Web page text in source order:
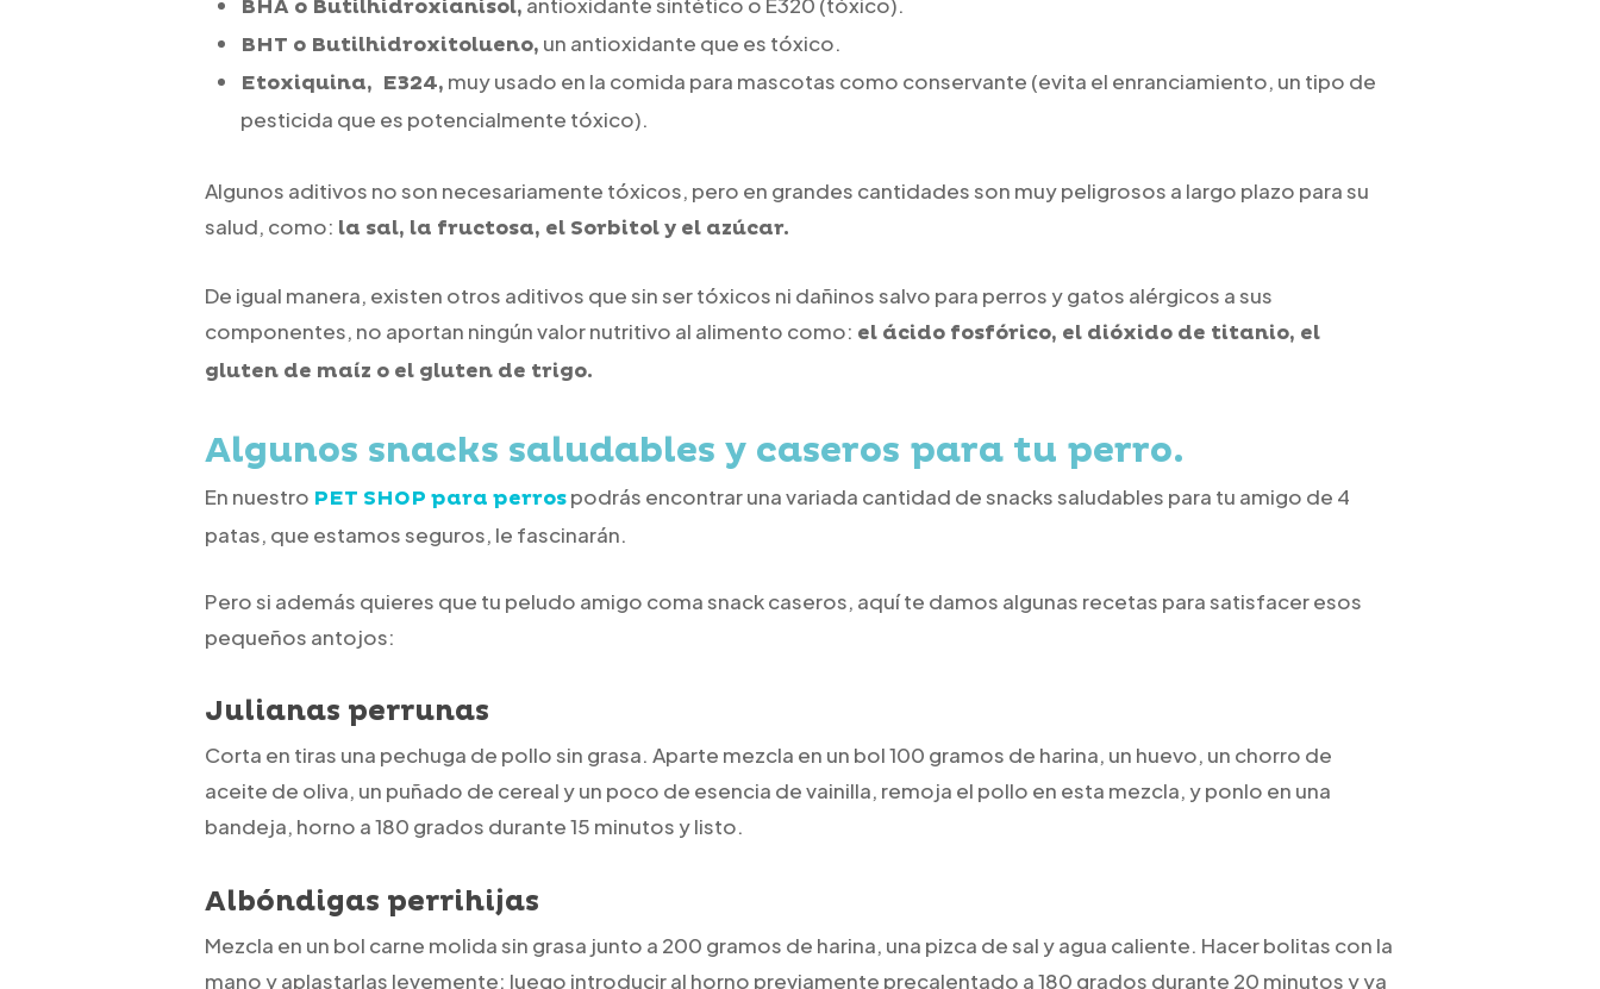
BHA o Butilhidroxianisol,
BHT o Butilhidroxitolueno, un antioxidante que es tóxico.
Etoxiquina, E324, muy usado en la comida para mascotas como conservante (evita el enranciamiento, un tipo de
pesticida que es potencialmente tóxico).
Algunos aditivos no son necesariamente tóxicos, pero en grandes cantidades son muy peligrosos a largo plazo para su
salud, como: la sal, la fructosa, el Sorbitol y el azúcar.
De igual manera, existen otros aditivos que sin ser tóxicos ni dañinos salvo para perros y gatos alérgicos a sus
componentes, no aportan ningún valor nutritivo al alimento como: el ácido fosfórico, el dióxido de titanio, el
gluten de maíz o el gluten de trigo.
Algunos snacks saludables y caseros para tu perro.
En nuestro PET SHOP para perrospodrás encontrar una variada cantidad de snacks saludables para tu amigo de 4
patas, que estamos seguros, le fascinarán.
Pero si además quieres que tu peludo amigo coma snack caseros, aquí te damos algunas recetas para satisfacer esos
pequeños antojos:
Julianas perrunas
Corta en tiras una pechuga de pollo sin grasa. Aparte mezcla en un bol 100 gramos de harina, un huevo, un chorro de
aceite de oliva, un puñado de cereal y un poco de esencia de vainilla, remoja el pollo en esta mezcla, y ponlo en una
bandeja, horno a 180 grados durante 15 minutos y listo.
Albóndigas perrihijas
Mezcla en un bol carne molida sin grasa junto a 200 gramos de harina, una pizca de sal y agua caliente. Hacer bolitas con la
mano y aplastarlas levemente; luego introducir al horno previamente precalentado a 180 grados durante 20 minutos y ya